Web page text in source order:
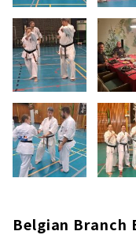
Belgian Branch